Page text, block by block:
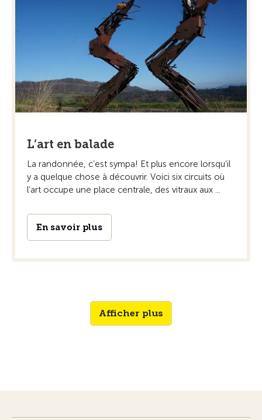
L’art en balade
La randonnée, c’est sympa! Et plus encore ­lorsqu’il
y a quelque chose à découvrir. Voici six circuits où
l’art occupe une place centrale, des vitraux aux ...
En savoir plus
Afficher plus